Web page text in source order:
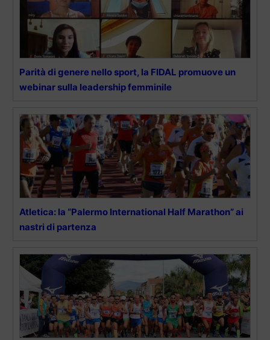
Parità di genere nello sport, la FIDAL promuove un
webinar sulla leadership femminile
Atletica: la “Palermo International Half Marathon” ai
nastri di partenza